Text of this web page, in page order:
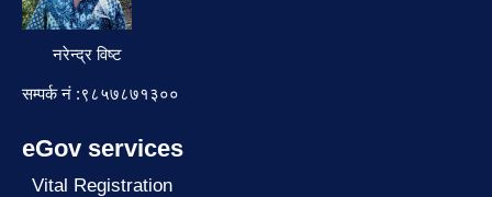
नरेन्द्र विष्ट
सम्पर्क नं :९८५७८७१३००
eGov services
Vital Registration